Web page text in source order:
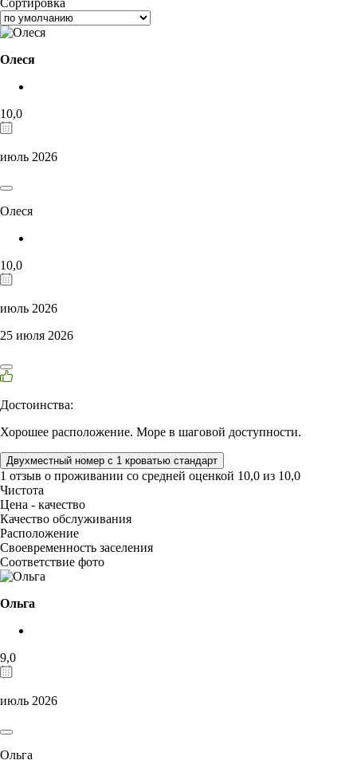
Олеся
10,0
июль 2026
Олеся
10,0
июль 2026
25 июля 2026
Достоинства:
Хорошее расположение. Море в шаговой доступности.
Двухместный номер с 1 кроватью стандарт
1 отзыв о проживании со средней оценкой 10,0 из 10,0
Чистота
Цена - качество
Качество обслуживания
Расположение
Своевременность заселения
Соответствие фото
Ольга
9,0
июль 2026
Ольга